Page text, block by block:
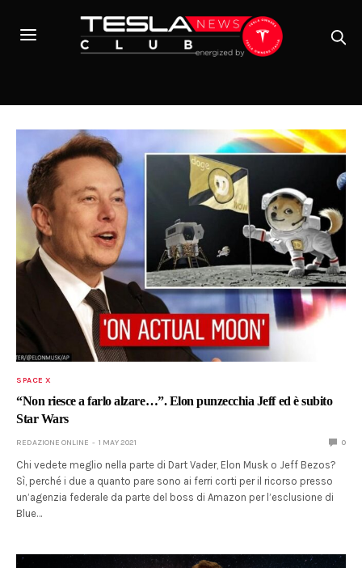
SPACE X
“Non riesce a farlo alzare…”. Elon punzecchia Jeff ed è subito
Star Wars
REDAZIONE ONLINE 1 MAY 2021 0
Chi vedete meglio nella parte di Dart Vader, Elon Musk o Jeff Bezos?
Sì, perché i due a quanto pare sono ai ferri corti per il ricorso presso
un’agenzia federale da parte del boss di Amazon per l’esclusione di
Blue…